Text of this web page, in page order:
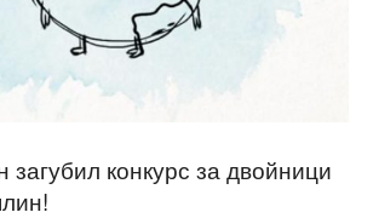
конкурс за двойници